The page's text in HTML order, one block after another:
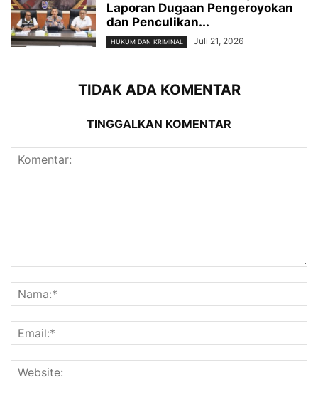
Laporan Dugaan Pengeroyokan
dan Penculikan...
HUKUM DAN KRIMINAL Juli 21, 2026
TIDAK ADA KOMENTAR
TINGGALKAN KOMENTAR